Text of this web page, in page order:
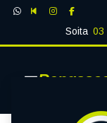
Soita 03